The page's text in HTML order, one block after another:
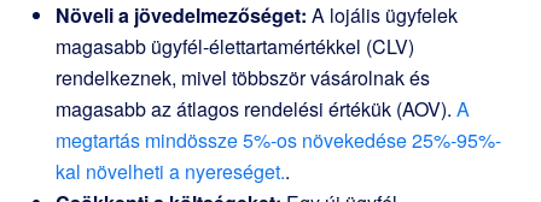
Növeli a jövedelmezőséget: A lojális ügyfelek
magasabb ügyfél-élettartamértékkel (CLV)
rendelkeznek, mivel többször vásárolnak és
magasabb az átlagos rendelési értékük (AOV). A
megtartás mindössze 5%-os növekedése 25%-95%-
kal növelheti a nyereséget..